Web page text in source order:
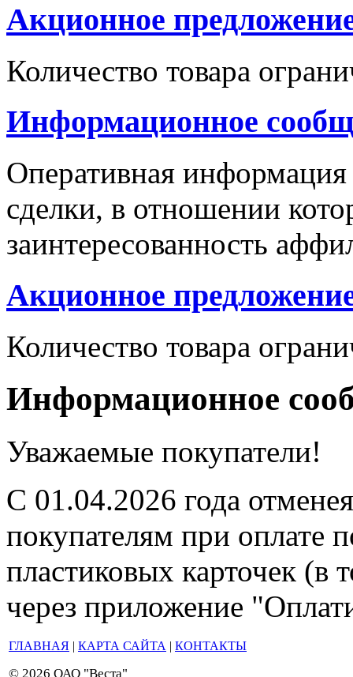
Акционное
Количество товара
Информационное
Оперативная
сделки, в отношении
заинтересованность
Акционное
Количество товара
Информационное
Уважаемые покупатели!
С 01.04.2026 года
покупателям при оплате
пластиковых карточек (в
через приложение
ГЛАВНАЯ | КАРТА САЙТА | КОНТАКТЫ
© 2026 ОАО "Веста"